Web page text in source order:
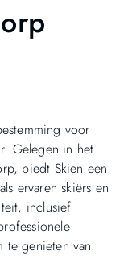
voor
Gelegen in het
biedt Skien een
ervaren skiërs en
inclusief
te genieten van